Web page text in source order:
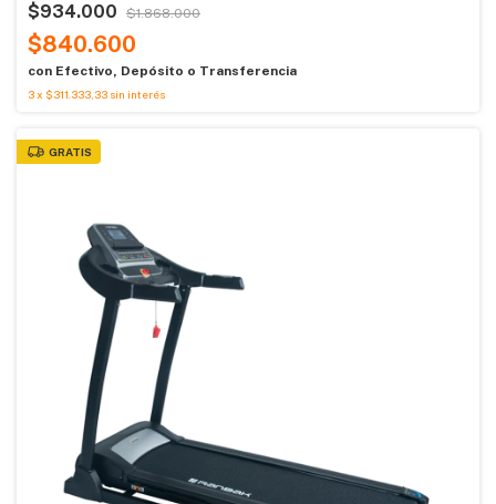
$934.000 $1.868.000
$840.600
con Efectivo, Depósito o Transferencia
3x $311.333,33 sin interés
GRATIS